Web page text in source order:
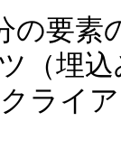
の要素
（埋込
ライ